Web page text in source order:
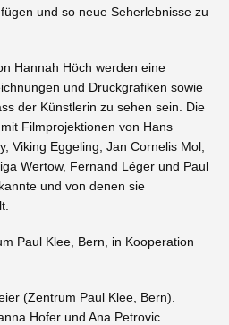
und so neue Seherlebnisse zu
Hannah Höch werden eine
und Druckgrafiken sowie
der Künstlerin zu sehen sein. Die
Filmprojektionen von Hans
Viking Eggeling, Jan Cornelis Mol,
Wertow, Fernand Léger und Paul
und von denen sie
Paul Klee, Bern, in Kooperation
(Zentrum Paul Klee, Bern).
Hofer und Ana Petrovic